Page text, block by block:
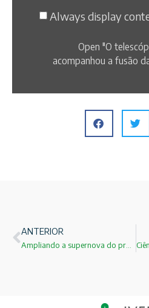
Always display
Open "O
acompanhou a fusão
ANTERIOR